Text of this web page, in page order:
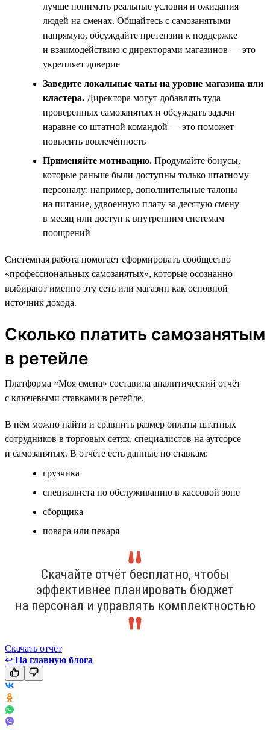
лучше понимать реальные условия и ожидания
людей на сменах. Общайтесь с самозанятыми
напрямую, обсуждайте претензии к поддержке
и взаимодействию с директорами магазинов — это
укрепляет доверие
Заведите локальные чаты на уровне магазина или
кластера. Директора могут добавлять туда
проверенных самозанятых и обсуждать задачи
наравне со штатной командой — это поможет
повысить вовлечённость
Применяйте мотивацию. Продумайте бонусы,
которые раньше были доступны только штатному
персоналу: например, дополнительные талоны
на питание, удвоенную плату за десятую смену
в месяц или доступ к внутренним системам
поощрений
Системная работа помогает сформировать сообщество
«профессиональных самозанятых», которые осознанно
выбирают именно эту сеть или магазин как основной
источник дохода.
Сколько платить самозанятым
в ретейле
Платформа «Моя смена» составила аналитический отчёт
с ключевыми ставками в ретейле.
В нём можно найти и сравнить размер оплаты штатных
сотрудников в торговых сетях, специалистов на аутсорсе
и самозанятых. В отчёте есть данные по ставкам:
грузчика
специалиста по обслуживанию в кассовой зоне
сборщика
повара или пекаря
Скачайте отчёт бесплатно, чтобы
эффективнее планировать бюджет
на персонал и управлять комплектностью
Скачать отчёт
↩ На главную блога